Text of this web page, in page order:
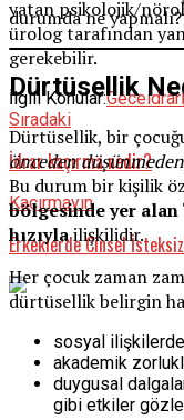
yatan psikolojik/
ürolog tarafından
gerekebilir.
İlgili Konular:Geceidrar
Sıradaki
İdrar kaçırma nedir?
Kaçırmayın
Erkeklerde Cinsel
durumda ne yapmalı?
Dürtüsellik
Dürtüsellik, bir
önceden
Bu durum bir kişilik
bölgesinde yer
hızıylailişkilidir.
Her çocuk zaman
dürtüsellik belirgin
sosyal
akademik
duygusal
gibi etkiler